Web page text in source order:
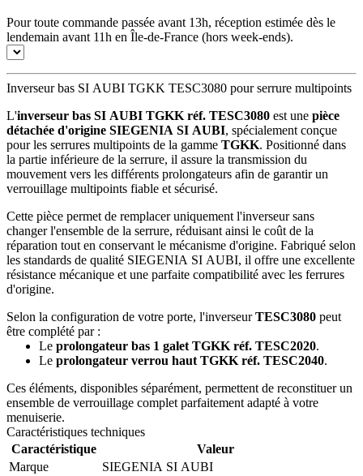
Pour toute commande passée avant 13h, réception estimée dès le
lendemain avant 11h en Île-de-France (hors week-ends).
Inverseur bas SI AUBI TGKK TESC3080 pour serrure multipoints
L'inverseur bas SI AUBI TGKK réf. TESC3080 est une pièce
détachée d'origine SIEGENIA SI AUBI, spécialement conçue
pour les serrures multipoints de la gamme TGKK. Positionné dans
la partie inférieure de la serrure, il assure la transmission du
mouvement vers les différents prolongateurs afin de garantir un
verrouillage multipoints fiable et sécurisé.
Cette pièce permet de remplacer uniquement l'inverseur sans
changer l'ensemble de la serrure, réduisant ainsi le coût de la
réparation tout en conservant le mécanisme d'origine. Fabriqué selon
les standards de qualité SIEGENIA SI AUBI, il offre une excellente
résistance mécanique et une parfaite compatibilité avec les ferrures
d'origine.
Selon la configuration de votre porte, l'inverseurTESC3080 peut
être complété par :
Le prolongateur bas 1 galet TGKK réf. TESC2020.
Le prolongateur verrou haut TGKK réf. TESC2040.
Ces éléments, disponibles séparément, permettent de reconstituer un
ensemble de verrouillage complet parfaitement adapté à votre
menuiserie.
Caractéristiques techniques
Caractéristique
Valeur
Marque
SIEGENIA SI AUBI